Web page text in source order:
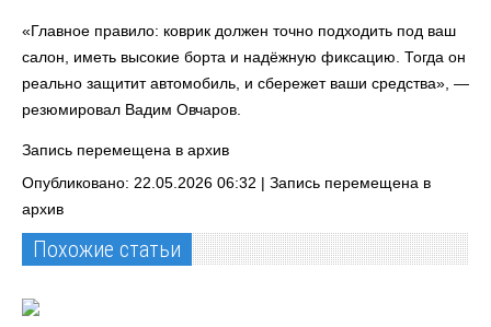
«Главное правило: коврик должен точно подходить под ваш
салон, иметь высокие борта и надёжную фиксацию. Тогда он
реально защитит автомобиль, и сбережет ваши средства», —
резюмировал Вадим Овчаров.
Запись перемещена в архив
Опубликовано: 22.05.2026 06:32 | Запись перемещена в
архив
Похожие статьи